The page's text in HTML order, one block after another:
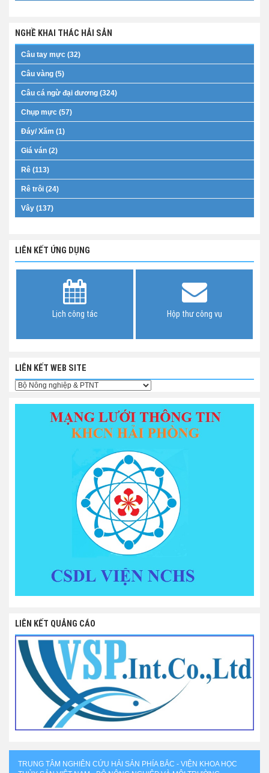
NGHỀ KHAI THÁC HẢI SẢN
Câu tay mực (32)
Câu vàng (5)
Câu cá ngừ đại dương (324)
Chụp mực (57)
Đáy/ Xăm (1)
Giá ván (2)
Rê (113)
Rê trôi (24)
Vây (137)
LIÊN KẾT ỨNG DỤNG
Lịch công tác Hộp thư công vụ
LIÊN KẾT WEB SITE
LIÊN KẾT QUẢNG CÁO
TRUNG TÂM NGHIÊN CỨU HẢI SẢN PHÍA BẮC - VIỆN KHOA HỌC